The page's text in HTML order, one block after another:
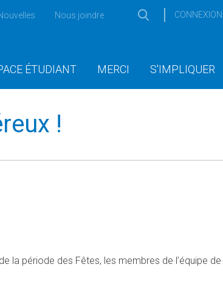
Nous joindre CONNEXION
ÉTUDIANT MERCI S'IMPLIQUER
!
la période des Fêtes, les membres de l’équipe